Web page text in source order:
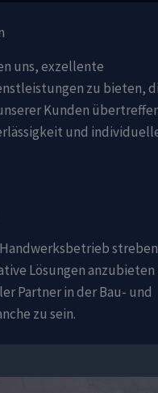
uns, exzellente
zu bieten,
Kunden
und
Lösungen anzubieten
Partner in der Bau- und
zu sein.